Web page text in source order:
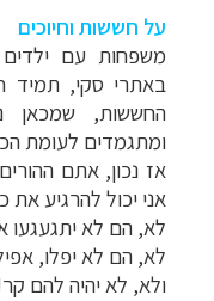
על חששות וחיוכים
משפחות עם
באתרי סקי, תמיד
החששות, שמכאן
ומתגמדים לעומת
אז נכון, אתם
אני יכול להרגיע
לא, הם לא יתגעגעו
לא, הם לא יפלו,
ולא, לא יהיה להם